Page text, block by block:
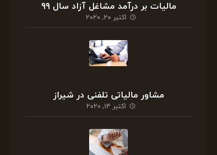
مالیات بر درآمد مشاغل آزاد سال ۹۹
اکتبر ۲۰, ۲۰۲۰
مشاور مالیاتی تلفنی در شیراز
اکتبر ۱۴, ۲۰۲۰